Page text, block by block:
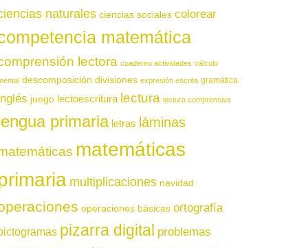
naturales ciencias sociales colorear
matemática
lectora cuaderno actividades cálculo
descomposición divisiones expresión escrita gramática
juego lectoescritura lectura lectura comprensiva
primaria letras láminas
matemáticas
multiplicaciones navidad
operaciones básicas ortografía
pizarra digital problemas